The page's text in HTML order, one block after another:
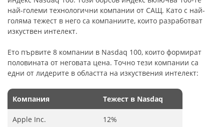
най-големи технологични компании от САЩ. Като с най-
голяма тежест в него са компаниите, които разработват
изкуствен интелект.
Ето първите 8 компании в Nasdaq 100, които формират
половината от неговата цена. Точно тези компании са
едни от лидерите в областта на изкуствения интелект:
Компания Тежест в Nasdaq
Apple Inc. 12%